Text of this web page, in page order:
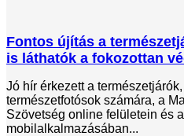
Fontos újítás a
is láthatók a fokozottan
Jó hír érkezett a
természetfotósok számára, a
Szövetség online felületein és
mobilalkalmazásában...